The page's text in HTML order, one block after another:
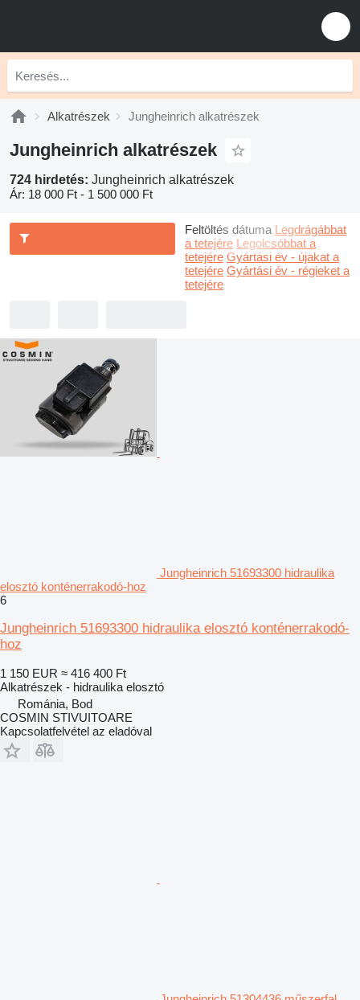
Alkatrészek Jungheinrich alkatrészek
Jungheinrich alkatrészek
724 hirdetés: Jungheinrich alkatrészek
Ár: 18 000 Ft - 1 500 000 Ft
Feltöltés dátuma Legdrágábbat
a tetejére Legolcsóbbat a
tetejére Gyártási év - újakat a
tetejére Gyártási év - régieket a
tetejére
Jungheinrich 51693300 hidraulika
elosztó konténerrakodó-hoz
6
Jungheinrich 51693300 hidraulika elosztó konténerrakodó-
hoz
1 150 EUR ≈ 416 400 Ft
Alkatrészek - hidraulika elosztó
Románia, Bod
COSMIN STIVUITOARE
Kapcsolatfelvétel az eladóval